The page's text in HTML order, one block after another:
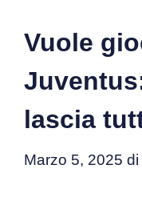
Vuole
lascia
Marzo 5, 2025 di